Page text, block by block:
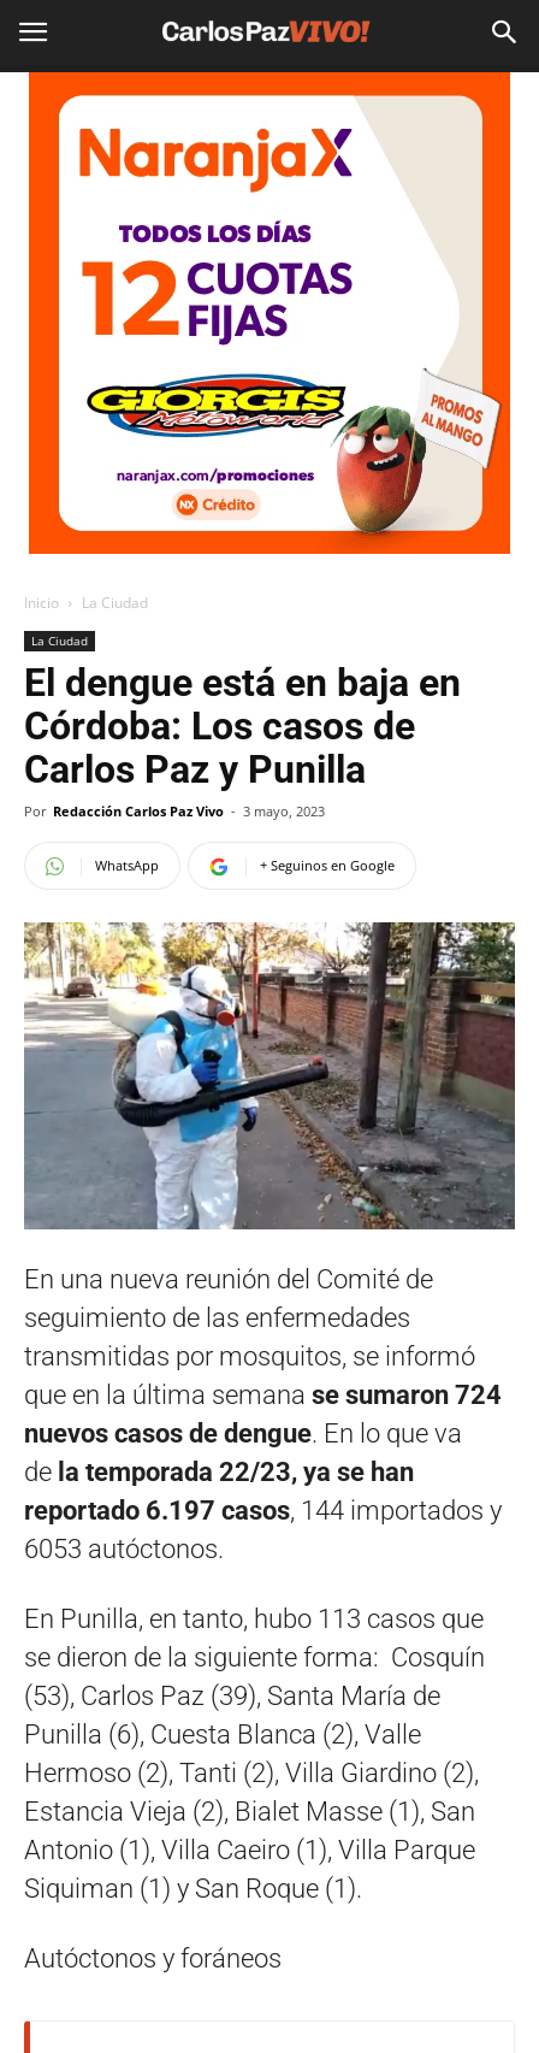
Inicio La Ciudad
La Ciudad
El dengue está en baja en
Córdoba: Los casos de
Carlos Paz y Punilla
Por Redacción Carlos Paz Vivo - 3 mayo, 2023
WhatsApp + Seguinos en Google
En una nueva reunión del Comité de
seguimiento de las enfermedades
transmitidas por mosquitos, se informó
que en la última semana se sumaron 724
nuevos casos de dengue. En lo que va
de la temporada 22/23, ya se han
reportado 6.197 casos, 144 importados y
6053 autóctonos.
En Punilla, en tanto, hubo 113 casos que
se dieron de la siguiente forma: Cosquín
(53), Carlos Paz (39), Santa María de
Punilla (6), Cuesta Blanca (2), Valle
Hermoso (2), Tanti (2), Villa Giardino (2),
Estancia Vieja (2), Bialet Masse (1), San
Antonio (1), Villa Caeiro (1), Villa Parque
Siquiman (1) y San Roque (1).
Autóctonos y foráneos